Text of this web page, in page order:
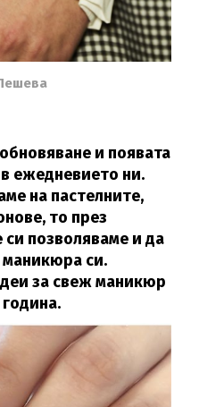
и появата
ежедневието ни.
на пастелните,
то през
позволяваме и да
маникюра си.
за свеж маникюр